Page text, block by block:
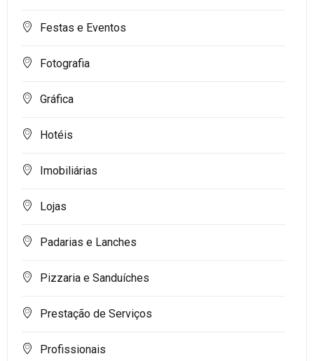
Festas e Eventos
Fotografia
Gráfica
Hotéis
Imobiliárias
Lojas
Padarias e Lanches
Pizzaria e Sanduíches
Prestação de Serviços
Profissionais